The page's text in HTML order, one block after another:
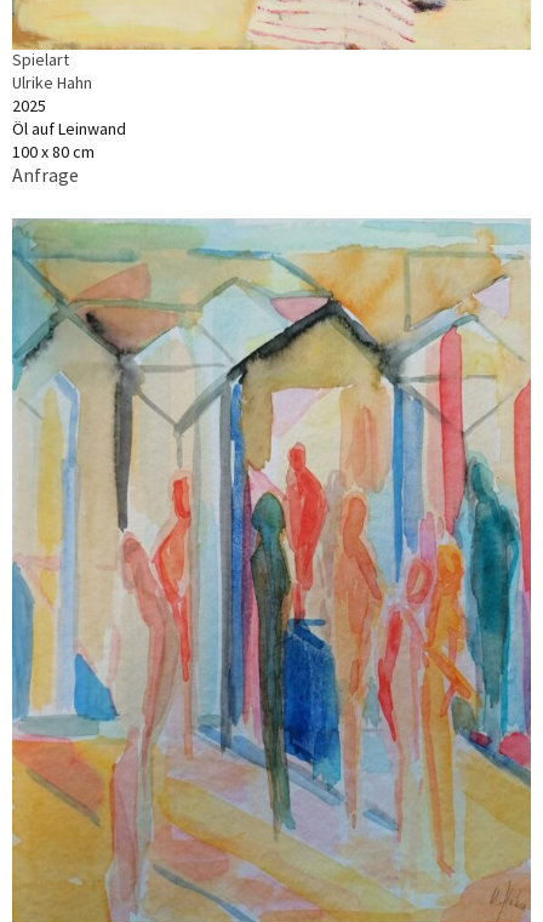
Spielart
Ulrike Hahn
2025
Öl auf Leinwand
100 x 80 cm
Anfrage